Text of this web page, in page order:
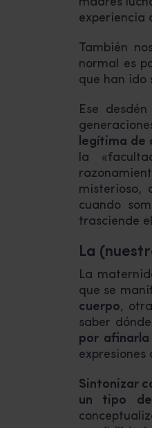
experiencia
También
normal es
que han ido
Ese
legítima de
la
misterioso,
cuando
trasciende
La
La
que se
cuerpo,
saber
por afinarla
Sintonizar
un tipo